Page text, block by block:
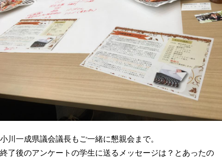
小川一成県議会議長もご一緒に懇親会まで。
終了後のアンケートの学生に送るメッセージは？とあったの